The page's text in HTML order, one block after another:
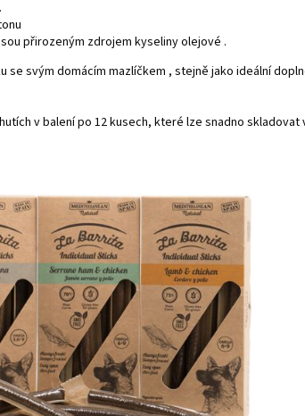
přirozeným zdrojem kyseliny olejové .
se svým domácím mazlíčkem , stejně jako ideální
v balení po 12 kusech, které lze snadno skladovat